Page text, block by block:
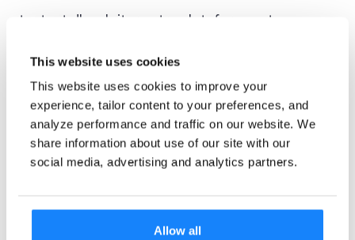
This website uses cookies
This website uses cookies to improve your
experience, tailor content to your preferences, and
analyze performance and traffic on our website. We
share information about use of our site with our
social media, advertising and analytics partners.
Allow all
tentent d'exploiter notre plateforme, et nous
et des équipes à la pointe de la technologie pour
garder une longueur d'avance sur les menaces en
constante évolution. ”.